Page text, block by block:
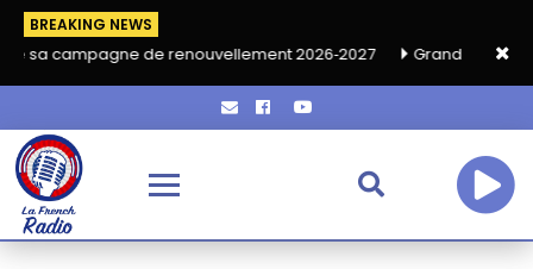
BREAKING NEWS
de renouvellement 2026‑2027 Grand café de rentrée HKA